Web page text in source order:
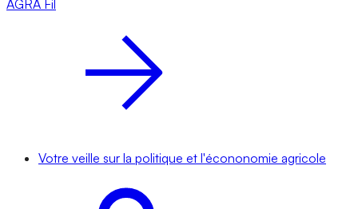
AGRA Fil
Votre veille sur la politique et l'écononomie agricole